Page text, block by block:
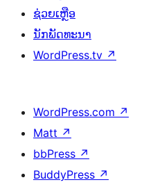
ຊ່ວຍເຫຼືອ
ນັກພັດທະນາ
WordPress.tv ↗
WordPress.com ↗
Matt ↗
bbPress ↗
BuddyPress ↗